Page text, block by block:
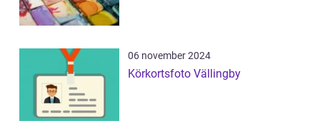
06 november 2024
Körkortsfoto Vällingby